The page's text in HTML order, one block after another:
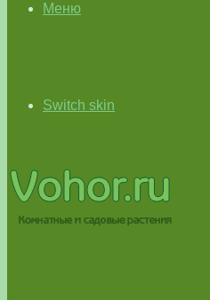
Меню
Switch skin